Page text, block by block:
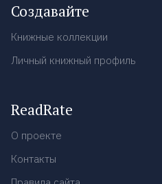
Создавайте
Книжные коллекции
Личный книжный профиль
ReadRate
О проекте
Контакты